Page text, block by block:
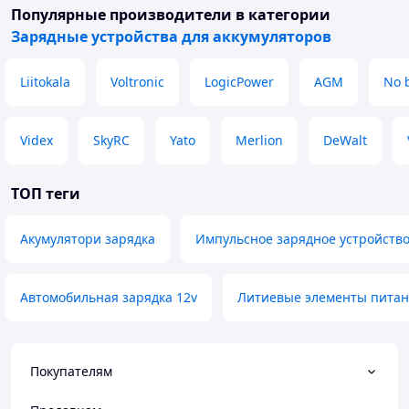
Популярные производители в категории
Зарядные устройства для аккумуляторов
Liitokala Voltronic LogicPower AGM No
Videx SkyRC Yato Merlion DeWalt
ТОП теги
Акумулятори зарядка Импульсное зарядное
Автомобильная зарядка 12v Литиевые элементы
Покупателям